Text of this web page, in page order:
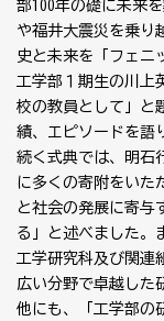
部100年の礎に未来
や福井大震災を乗り
史と未来を「フェニ
工学部１期生の川上
校の教員として」と
績、エピソードを語
続く式典では、明石
に多くの寄附をいた
と社会の発展に寄与
る」と述べました。
工学研究科及び関連
広い分野で卓越した
他にも、「工学部の